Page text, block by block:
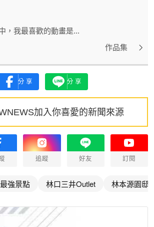
，我最喜歡的動畫是...
作品集
分享 分享
加入你喜愛的新聞來源
追蹤 好友 訂閱
強景點 林口三井Outlet 林本源園邸